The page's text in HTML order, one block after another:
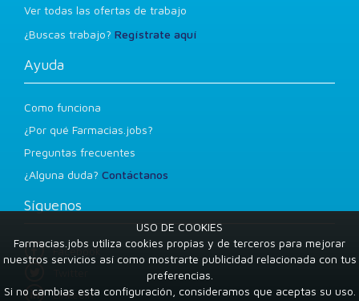
Ver todas las ofertas de trabajo
¿Buscas trabajo? Regístrate aquí
Ayuda
Como funciona
¿Por qué Farmacias.jobs?
Preguntas frecuentes
¿Alguna duda? Contáctanos
Síguenos
Facebook
LinkedIn
USO DE COOKIES
Farmacias.jobs utiliza cookies propias y de terceros para mejorar
nuestros servicios así como mostrarte publicidad relacionada con tus
preferencias.
Si no cambias esta configuración, consideramos que aceptas su uso.